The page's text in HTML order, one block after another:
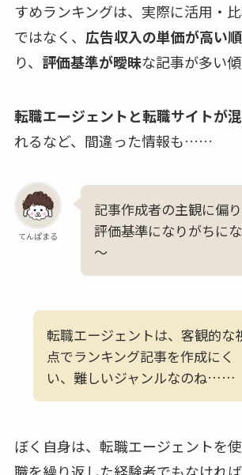
すめランキングは、実際に活用・
ではなく、 広告収入の単価が高い順
り、 評価基準が曖昧な記事が多い傾
転職エージェントと転職サイトが
れるなど、間違った情報も……
てんぱまる
記事作成者の主観に偏
評価基準になりがちに
～
転職エージェントは、客観的な
点でランキング記事を作成にく
い、難しいジャンルなのね……
ぼく自身は、転職エージェントを
職を繰り返した経験者でもなけれ